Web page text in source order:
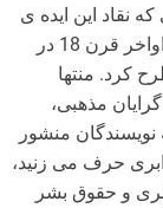
نقاد این ایده ی
برابری انسان ها بود «اولمپ دوگوژ» بود که در اواخر قرن 18 در
کرد. منتها
مذهبی،
منشور
حرف می زنید،
و حقوق بشر